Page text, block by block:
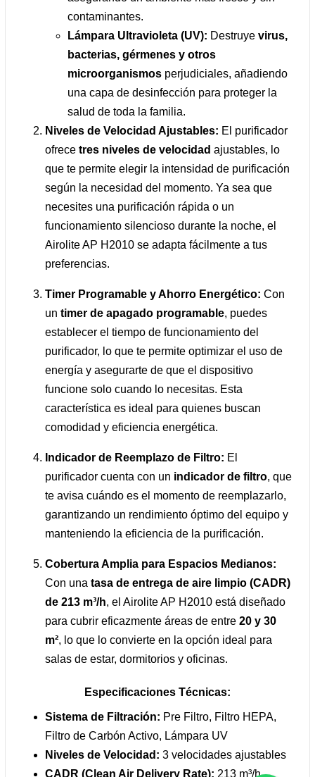
contaminantes.
Lámpara Ultravioleta (UV): Destruye virus,
bacterias, gérmenes y otros
microorganismos perjudiciales, añadiendo
una capa de desinfección para proteger la
salud de toda la familia.
Niveles de Velocidad Ajustables: El purificador
ofrece tres niveles de velocidad ajustables, lo
que te permite elegir la intensidad de purificación
según la necesidad del momento. Ya sea que
necesites una purificación rápida o un
funcionamiento silencioso durante la noche, el
Airolite AP H2010 se adapta fácilmente a tus
preferencias.
Timer Programable y Ahorro Energético: Con
un timer de apagado programable, puedes
establecer el tiempo de funcionamiento del
purificador, lo que te permite optimizar el uso de
energía y asegurarte de que el dispositivo
funcione solo cuando lo necesitas. Esta
característica es ideal para quienes buscan
comodidad y eficiencia energética.
Indicador de Reemplazo de Filtro: El
purificador cuenta con un indicador de filtro, que
te avisa cuándo es el momento de reemplazarlo,
garantizando un rendimiento óptimo del equipo y
manteniendo la eficiencia de la purificación.
Cobertura Amplia para Espacios Medianos:
Con una tasa de entrega de aire limpio (CADR)
de 213 m³/h, el Airolite AP H2010 está diseñado
para cubrir eficazmente áreas de entre 20 y 30
m², lo que lo convierte en la opción ideal para
salas de estar, dormitorios y oficinas.
Especificaciones Técnicas:
Sistema de Filtración: Pre Filtro, Filtro HEPA,
Filtro de Carbón Activo, Lámpara UV
Niveles de Velocidad: 3 velocidades ajustables
CADR (Clean Air Delivery Rate): 213 m³/h